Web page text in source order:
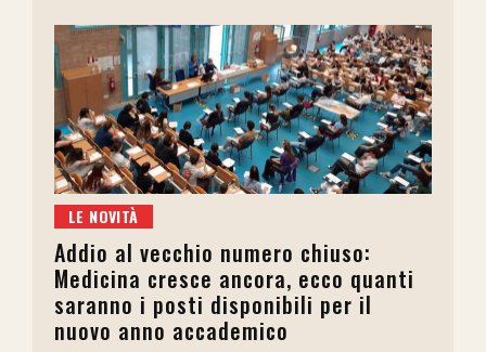
LE NOVITÀ
Addio al vecchio numero chiuso:
Medicina cresce ancora, ecco quanti
saranno i posti disponibili per il
nuovo anno accademico